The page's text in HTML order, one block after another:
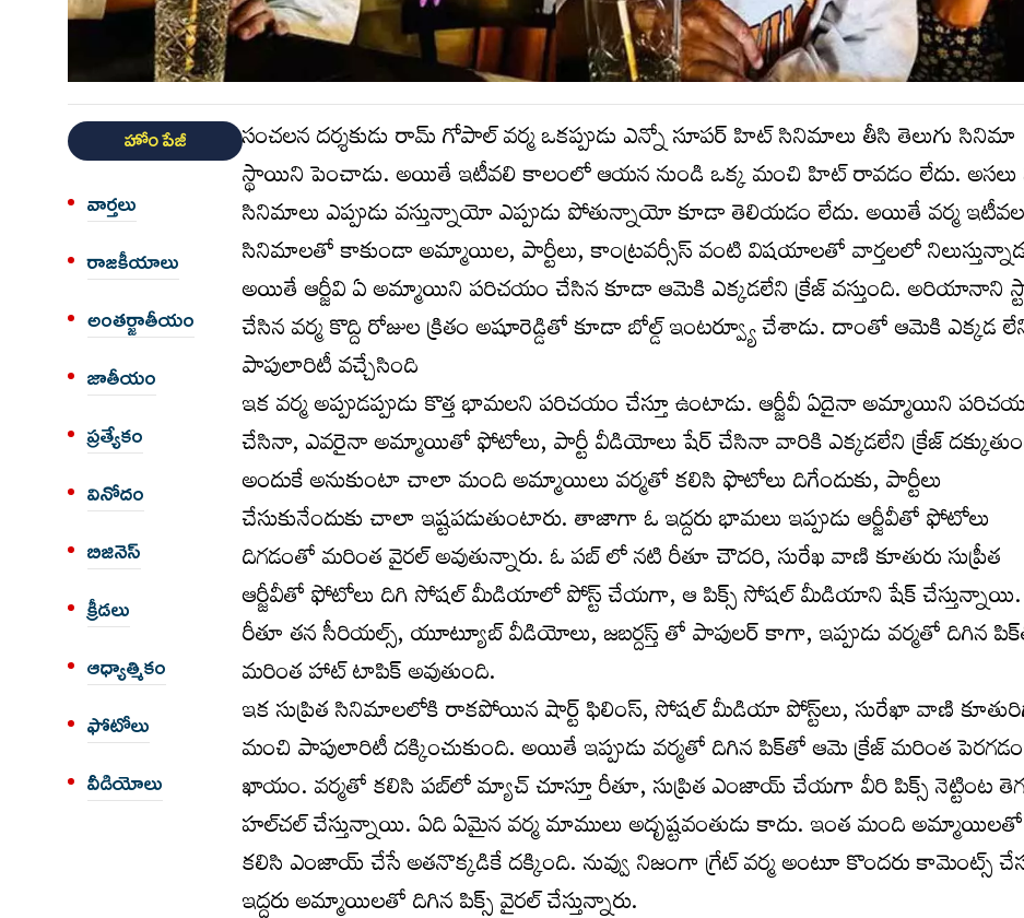
హోం పేజీ
వార్త‌లు
రాజకీయాలు
అంత‌ర్జాతీయం
జాతీయం
ప్రత్యేకం
వినోదం
బిజినెస్
క్రీడలు
ఆధ్యాత్మికం
ఫోటోలు
వీడియోలు
సంచ‌ల‌న ద‌ర్శ‌కుడు రామ్ గోపాల్ వ‌ర్మ ఒక‌ప్పుడు ఎన్నో సూప‌ర్ హిట్ సినిమాలు తీసి తెలుగు సినిమా
స్థాయిని పెంచాడు. అయితే ఇటీవ‌లి కాలంలో ఆయ‌న నుండి ఒక్క మంచి హిట్ రావ‌డం లేదు. అస‌లు
సినిమాలు ఎప్పుడు వ‌స్తున్నాయో ఎప్పుడు పోతున్నాయో కూడా తెలియ‌డం లేదు. అయితే వ‌ర్మ ఇటీవ‌ల
సినిమాల‌తో కాకుండా అమ్మాయిల‌, పార్టీలు, కాంట్ర‌వ‌ర్సీస్ వంటి విష‌యాల‌తో వార్త‌ల‌లో
అయితే ఆర్జీవి ఏ అమ్మాయిని ప‌రిచయం చేసిన కూడా ఆమెకి ఎక్క‌డలేని క్రేజ్ వ‌స్తుంది. అరియానాని
చేసిన వ‌ర్మ కొద్ది రోజుల క్రితం అషూరెడ్డితో కూడా బోల్డ్ ఇంట‌ర్వ్యూ చేశాడు. దాంతో ఆమెకి ఎక్క‌డ
పాపులారిటీ వ‌చ్చేసింది
ఇక వ‌ర్మ అప్పుడ‌ప్పుడు కొత్త భామ‌ల‌ని ప‌రిచ‌యం చేస్తూ ఉంటాడు. ఆర్జీవీ ఏదైనా అమ్మాయిని
చేసినా, ఎవరైనా అమ్మాయితో ఫోటోలు, పార్టీ వీడియోలు షేర్ చేసినా వారికి ఎక్క‌డలేని క్రేజ్
అందుకే అనుకుంటా చాలా మంది అమ్మాయిలు వ‌ర్మ‌తో క‌లిసి ఫొటోలు దిగేందుకు, పార్టీలు
చేసుకునేందుకు చాలా ఇష్ట‌ప‌డుతుంటారు. తాజాగా ఓ ఇద్దరు భామలు ఇప్పుడు ఆర్జీవీతో ఫోటోలు
దిగడంతో మరింత వైరల్ అవుతున్నారు. ఓ పబ్ లో నటి రీతూ చౌదరి, సురేఖ వాణి కూతురు సుప్రీత
ఆర్జీవీతో ఫోటోలు దిగి సోషల్ మీడియాలో పోస్ట్ చేయ‌గా, ఆ పిక్స్ సోష‌ల్ మీడియాని షేక్ చేస్తున్నాయి.
రీతూ తన సీరియల్స్, యూట్యూబ్ వీడియోలు, జబర్దస్త్ తో పాపుల‌ర్ కాగా, ఇప్పుడు వ‌ర్మ‌తో దిగిన
మ‌రింత హాట్ టాపిక్ అవుతుంది.
ఇక సుప్రిత సినిమాల‌లోకి రాక‌పోయిన షార్ట్ ఫిలింస్, సోష‌ల్ మీడియా పోస్ట్‌లు, సురేఖా వాణి
మంచి పాపులారిటీ ద‌క్కించుకుంది. అయితే ఇప్పుడు వ‌ర్మ‌తో దిగిన పిక్‌తో ఆమె క్రేజ్ మ‌రింత పెర‌గ‌డం
ఖాయం. వ‌ర్మ‌తో క‌లిసి ప‌బ్‌లో మ్యాచ్ చూస్తూ రీతూ, సుప్రిత ఎంజాయ్ చేయ‌గా వీరి పిక్స్ నెట్టింట
హల్‌చ‌ల్ చేస్తున్నాయి. ఏది ఏమైన వ‌ర్మ మాములు అదృష్ట‌వంతుడు కాదు. ఇంత మంది అమ్మాయిల‌తో
క‌లిసి ఎంజాయ్ చేసే అత‌నొక్క‌డికే ద‌క్కింది. నువ్వు నిజంగా గ్రేట్ వ‌ర్మ అంటూ కొందరు కామెంట్స్
ఇద్ద‌రు అమ్మాయిల‌తో దిగిన పిక్స్ వైర‌ల్ చేస్తున్నారు.